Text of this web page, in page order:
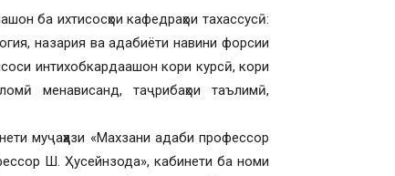
ба ихтисосҳои кафедраҳои тахассусӣ:
назария ва адабиёти навини форсии
интихобкардаашон кори курсӣ, кори
менависанд, таҷрибаҳои таълимӣ,
муҷаҳҳази «Махзани адаби профессор
Ш. Ҳусейнзода», кабинети ба номи